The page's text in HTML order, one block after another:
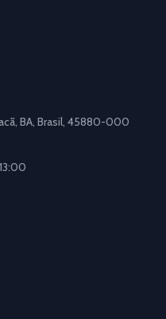
BA, Brasil, 45880-000